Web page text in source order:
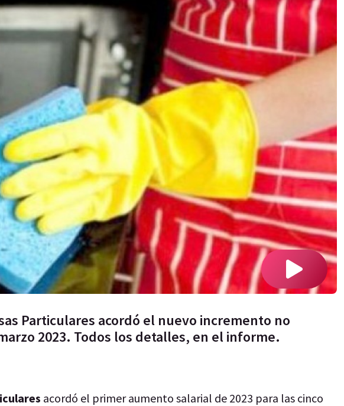
Particulares acordó el nuevo incremento no
2023. Todos los detalles, en el informe.
acordó el primer aumento salarial de 2023 para las cinco